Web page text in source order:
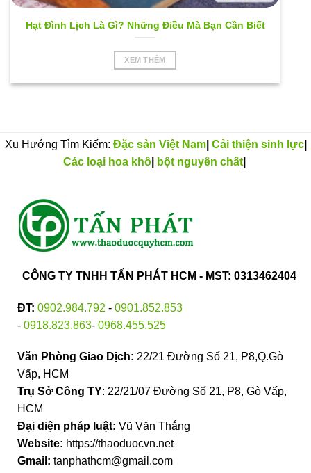
Hạt Đình Lịch Là Gì? Những Điều Mà Bạn Cần Biết
XEM THÊM
Xu Hướng Tìm Kiếm: Đặc sản Việt Nam| Cải thiện sinh lực|
Các loại hoa khô| bột nguyên chất|
CÔNG TY TNHH TẤN PHÁT HCM - MST: 0313462404
ĐT: 0902.984.792 - 0901.852.853
- 0918.823.863- 0968.455.525
Văn Phòng Giao Dịch: 22/21 Đường Số 21, P8,Q.Gò
Vấp, HCM
Trụ Sở Công TY: 22/21/07 Đường Số 21, P8, Gò Vấp,
HCM
Đại diện pháp luật: Vũ Văn Thắng
Website: https://thaoduocvn.net
Gmail: tanphathcm@gmail.com